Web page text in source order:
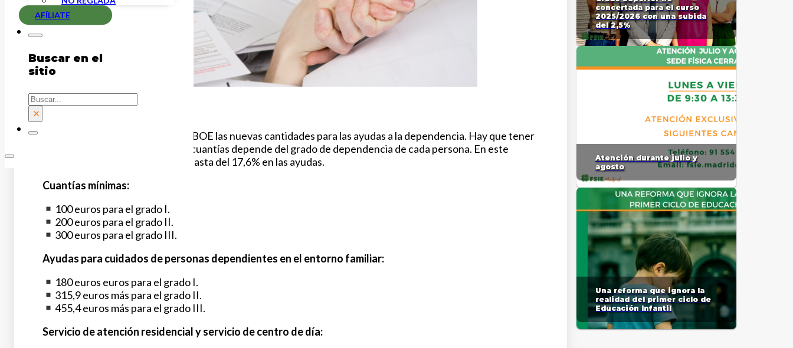
AFÍLIATE
Buscar en el
sitio
Buscar
×
A finales de julio, se publicó en el BOE las nuevas cantidades para las ayudas a la dependencia. Hay que tener
en cuenta que el aumento de las cuantías depende del grado de dependencia de cada persona. En este
decreto ley se recogen subidas hasta del 17,6% en las ayudas.
Cuantías mínimas:
100 euros para el grado I.
200 euros para el grado II.
300 euros para el grado III.
Ayudas para cuidados de personas dependientes en el entorno familiar:
180 euros euros para el grado I.
315,9 euros más para el grado II.
455,4 euros más para el grado III.
Servicio de atención residencial y servicio de centro de día:
concertada para el curso
2025/2026 con una subida
del 2,5%
Atención durante julio y
agosto
Una reforma que ignora la
realidad del primer ciclo de
Educación Infantil